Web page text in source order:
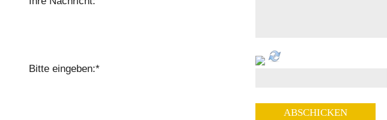
Bitte eingeben:*